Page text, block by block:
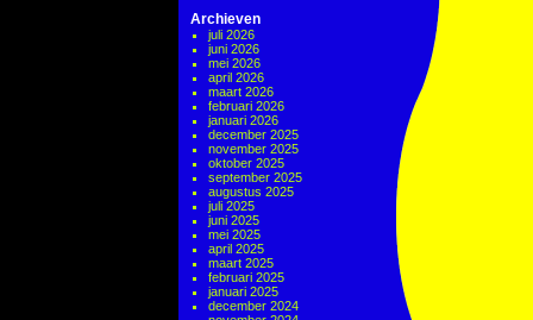
Archieven
juli 2026
juni 2026
mei 2026
april 2026
maart 2026
februari 2026
januari 2026
december 2025
november 2025
oktober 2025
september 2025
augustus 2025
juli 2025
juni 2025
mei 2025
april 2025
maart 2025
februari 2025
januari 2025
december 2024